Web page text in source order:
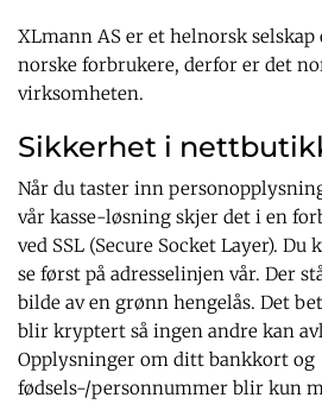
XLmann AS er et helnorsk
norske forbrukere, derfor er det
virksomheten.
Sikkerhet i
Når du taster inn
vår kasse-løsning skjer det i en
ved SSL (Secure Socket Layer). Du
se først på adresselinjen vår. Der
bilde av en grønn hengelås. Det
blir kryptert så ingen andre kan
Opplysninger om ditt bankkort og
fødsels-/personnummer blir kun